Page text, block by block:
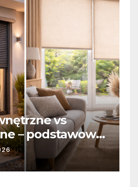
vs
– podstawowe
i